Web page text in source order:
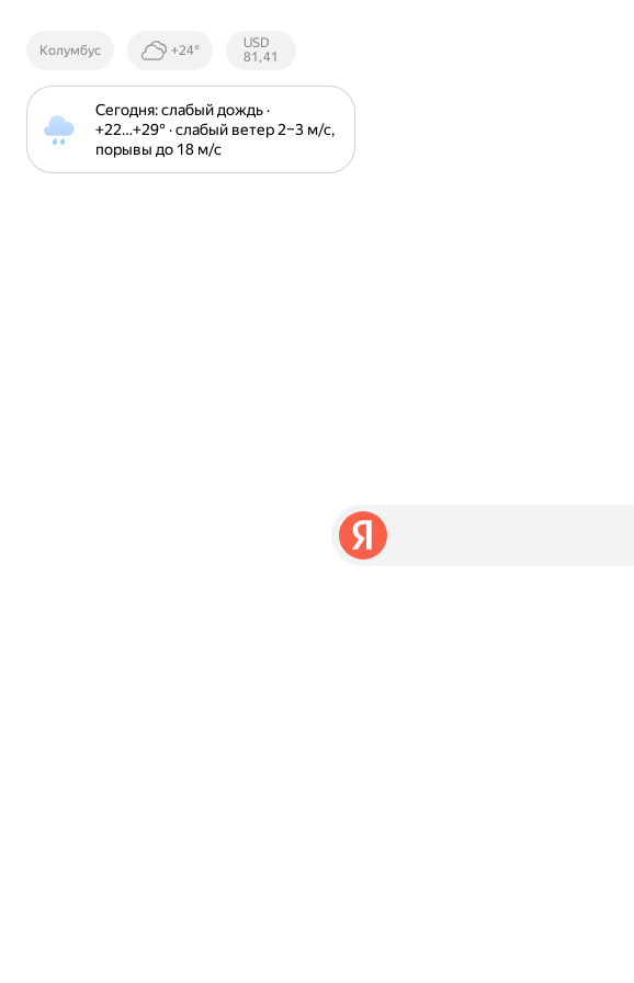
Колумбус +24°
Курсы ЦБ
РФ
USD
81,41
Сегодня: слабый дождь ·
+22⁠…⁠+29⁠° · слабый ветер 2⁠–⁠3 м⁠/⁠с,
порывы до 18 м⁠/⁠с